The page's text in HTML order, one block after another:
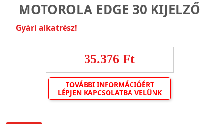
MOTOROLA EDGE 30 KIJELZŐ
Gyári alkatrész!
35.376 Ft
TOVÁBBI INFORMÁCIÓÉRT
LÉPJEN KAPCSOLATBA VELÜNK